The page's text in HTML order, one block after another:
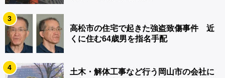
3
高松市の住宅で起きた強盗致傷事件 近
くに住む64歳男を指名手配
4
土木・解体工事など行う岡山市の会社に